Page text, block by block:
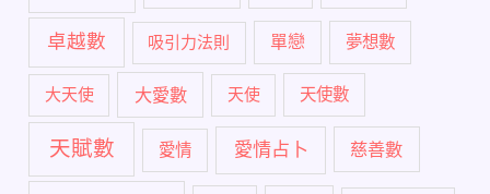
卓越數 吸引力法則 單戀 夢想數
大天使 大愛數 天使 天使數
天賦數 愛情 愛情占卜 慈善數